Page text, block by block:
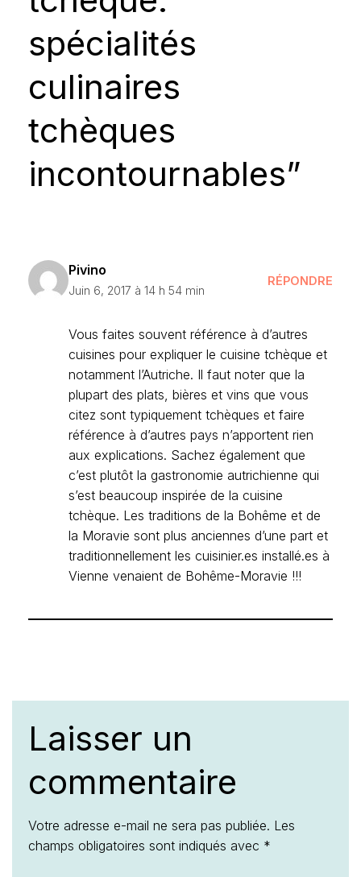
spécialités
culinaires
tchèques
incontournables”
Pivino
Juin 6, 2017 à 14 h 54 min
RÉPONDRE
Vous faites souvent référence à d’autres
cuisines pour expliquer le cuisine tchèque et
notamment l’Autriche. Il faut noter que la
plupart des plats, bières et vins que vous
citez sont typiquement tchèques et faire
référence à d’autres pays n’apportent rien
aux explications. Sachez également que
c’est plutôt la gastronomie autrichienne qui
s’est beaucoup inspirée de la cuisine
tchèque. Les traditions de la Bohême et de
la Moravie sont plus anciennes d’une part et
traditionnellement les cuisinier.es installé.es à
Vienne venaient de Bohême-Moravie !!!
Laisser un
commentaire
Votre adresse e-mail ne sera pas publiée. Les
champs obligatoires sont indiqués avec *